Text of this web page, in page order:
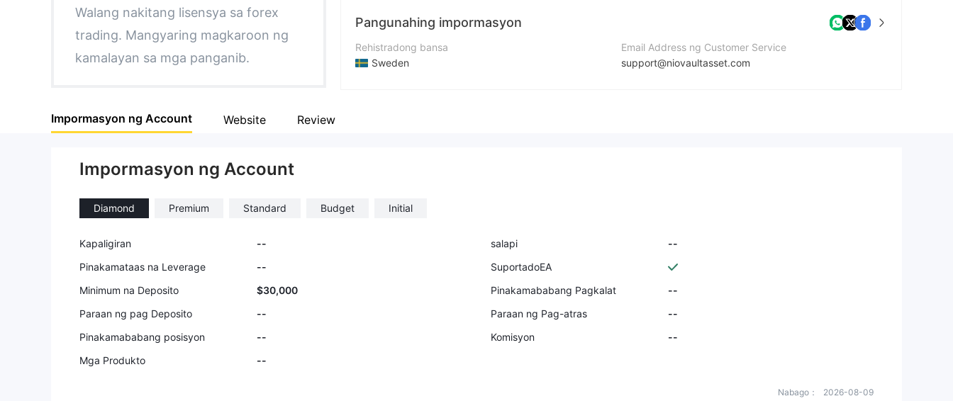
5
6
8
9
9
Walang nakitang lisensya sa forex
trading. Mangyaring magkaroon ng
kamalayan sa mga panganib.
Pangunahing impormasyon
Rehistradong bansa
Sweden
Email Address ng Customer Service
support@niovaultasset.com
Impormasyon ng Account Website Review
Impormasyon ng Account
Diamond Premium Standard Budget Initial
Kapaligiran -- salapi
--
Pinakamataas na Leverage
--
SuportadoEA
Minimum na Deposito
$30,000 Pinakamababang Pagkalat
--
Paraan ng pag Deposito
-- Paraan ng Pag-atras
--
Pinakamababang posisyon
-- Komisyon
--
Mga Produkto
--
Nabago： 2026-08-09